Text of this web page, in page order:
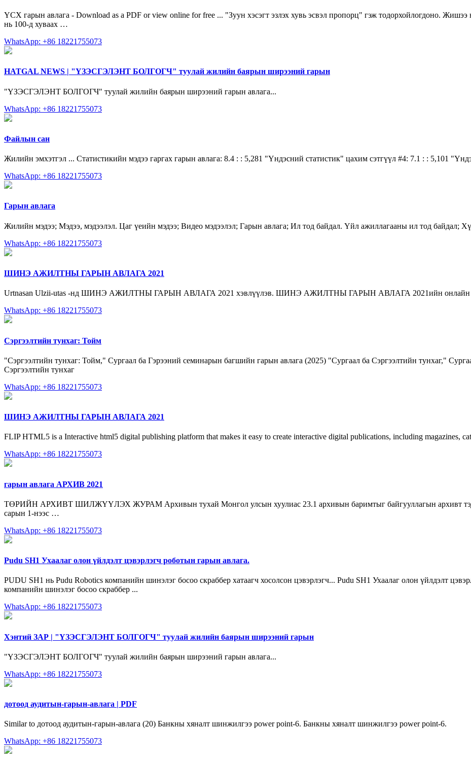
ҮСХ гарын авлага - Download as a PDF or view online for free ... "Зуун хэсэгт эзлэх хувь эсвэл пропорц" гэж тодорхойлогдоно.
нь 100-д хуваах …
WhatsApp: +86 18221755073
HATGAL NEWS | "ҮЗЭСГЭЛЭНТ БОЛГОГЧ" туулай жилийн баярын ширээний гарын
"ҮЗЭСГЭЛЭНТ БОЛГОГЧ" туулай жилийн баярын ширээний гарын авлага...
WhatsApp: +86 18221755073
Файлын сан
Жилийн эмхэтгэл ... Статистикийн мэдээ гаргах гарын авлага: 8.4 : : 5,281 "Үндэсний статистик" цахим сэтгүүл #4: 7.1 : : 5,101
WhatsApp: +86 18221755073
Гарын авлага
Жилийн мэдээ; Мэдээ, мэдээлэл. Цаг үеийн мэдээ; Видео мэдээлэл; Гарын авлага; Ил тод байдал. Үйл ажиллагааны ил тод байдал;
WhatsApp: +86 18221755073
ШИНЭ АЖИЛТНЫ ГАРЫН АВЛАГА 2021
Urtnasan Ulzii-utas -нд ШИНЭ АЖИЛТНЫ ГАРЫН АВЛАГА 2021 хэвлүүлэв. ШИНЭ АЖИЛТНЫ ГАРЫН АВЛАГА 2021ийн онлайн
WhatsApp: +86 18221755073
Сэргээлтийн тунхаг: Тойм
"Сэргээлтийн тунхаг: Тойм," Сургаал ба Гэрээний семинарын багшийн гарын авлага (2025) "Сургаал ба Сэргээлтийн тунхаг,"
Сэргээлтийн тунхаг
WhatsApp: +86 18221755073
ШИНЭ АЖИЛТНЫ ГАРЫН АВЛАГА 2021
FLIP HTML5 is a Interactive html5 digital publishing platform that makes it easy to create interactive digital publications, including magazines,
WhatsApp: +86 18221755073
гарын авлага АРХИВ 2021
ТӨРИЙН АРХИВТ ШИЛЖҮҮЛЭХ ЖУРАМ Архивын тухай Монгол улсын хуулиас 23.1 архивын баримтыг байгууллагын архивт
сарын 1-нээс …
WhatsApp: +86 18221755073
Pudu SH1 Ухаалаг олон үйлдэлт цэвэрлэгч роботын гарын авлага.
PUDU SH1 нь Pudu Robotics компанийн шинэлэг босоо скраббер хатаагч хосолсон цэвэрлэгч... Pudu SH1 Ухаалаг олон үйлдэлт
компанийн шинэлэг босоо скраббер ...
WhatsApp: +86 18221755073
Хэнтий ЗАР | "ҮЗЭСГЭЛЭНТ БОЛГОГЧ" туулай жилийн баярын ширээний гарын
"ҮЗЭСГЭЛЭНТ БОЛГОГЧ" туулай жилийн баярын ширээний гарын авлага...
WhatsApp: +86 18221755073
дотоод аудитын-гарын-авлага | PDF
Similar to дотоод аудитын-гарын-авлага (20) Банкны хяналт шинжилгээ power point-6. Банкны хяналт шинжилгээ power point-6.
WhatsApp: +86 18221755073